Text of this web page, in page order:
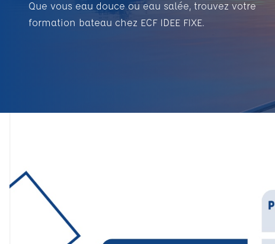
Que vous eau douce ou eau salée, trouvez votre
formation bateau chez ECF IDEE FIXE.